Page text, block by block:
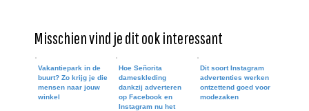
Misschien vind je dit ook interessant
Vakantiepark in de
buurt? Zo krijg je die
mensen naar jouw
winkel
Hoe Señorita
dameskleding
dankzij adverteren
op Facebook en
Instagram nu het
Dit soort Instagram
advertenties werken
ontzettend goed voor
modezaken